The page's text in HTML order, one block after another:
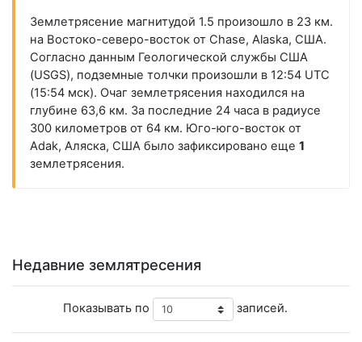
Землетрясение магнитудой 1.5 произошло в 23 км.
на Востоко-северо-восток от Chase, Alaska, США.
Согласно данным Геологической службы США
(USGS), подземные толчки произошли в 12:54 UTC
(15:54 мск). Очаг землетрясения находился на
глубине 63,6 км. За последние 24 часа в радиусе
300 километров от 64 км. Юго-юго-восток от
Adak, Аляска, США было зафиксировано еще 1
землетрясения.
Недавние землятресения
Показывать по записей.